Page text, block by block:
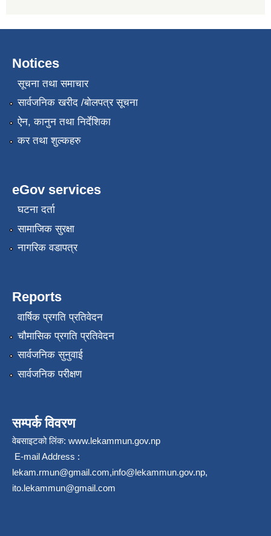
Notices
सूचना तथा समाचार
सार्वजनिक खरीद /बोलपत्र सूचना
ऐन, कानुन तथा निर्देशिका
कर तथा शुल्कहरु
eGov services
घटना दर्ता
सामाजिक सुरक्षा
नागरिक वडापत्र
Reports
वार्षिक प्रगति प्रतिवेदन
चौमासिक प्रगति प्रतिवेदन
सार्वजनिक सुनुवाई
सार्वजनिक परीक्षण
सम्पर्क विवरण
वेबसाइटको लिंक: www.lekammun.gov.np
E-mail Address :
lekam.rmun@gmail.com,info@lekammun.gov.np,
ito.lekammun@gmail.com